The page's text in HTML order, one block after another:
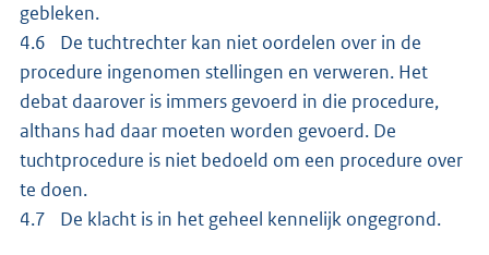
gebleken.
4.6 De tuchtrechter kan niet oordelen over in de
procedure ingenomen stellingen en verweren. Het
debat daarover is immers gevoerd in die procedure,
althans had daar moeten worden gevoerd. De
tuchtprocedure is niet bedoeld om een procedure over
te doen.
4.7 De klacht is in het geheel kennelijk ongegrond.